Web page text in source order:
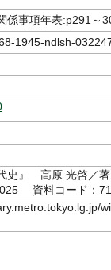
係事項年表:p291～
1945-ndlsh-
代史』 高原 光啓
資料コード：